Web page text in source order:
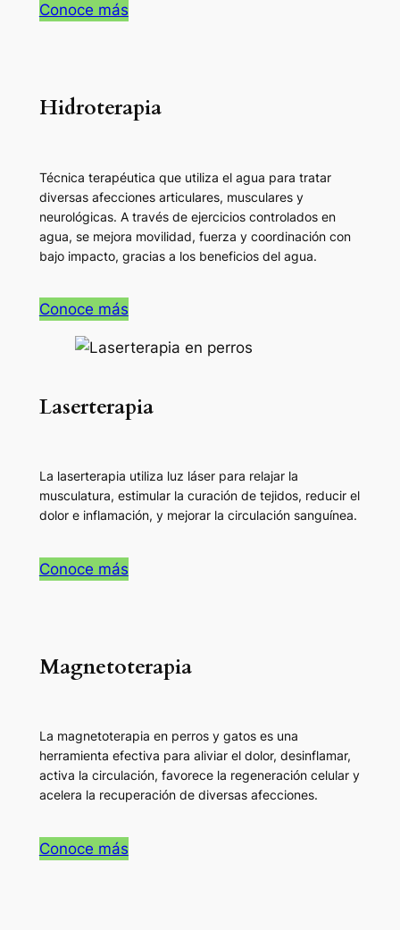
Conoce más
Hidroterapia
Técnica terapéutica que utiliza el agua para tratar
diversas afecciones articulares, musculares y
neurológicas. A través de ejercicios controlados en
agua, se mejora movilidad, fuerza y coordinación con
bajo impacto, gracias a los beneficios del agua.
Conoce más
Laserterapia
La laserterapia utiliza luz láser para relajar la
musculatura, estimular la curación de tejidos, reducir el
dolor e inflamación, y mejorar la circulación sanguínea.
Conoce más
Magnetoterapia
La magnetoterapia en perros y gatos es una
herramienta efectiva para aliviar el dolor, desinflamar,
activa la circulación, favorece la regeneración celular y
acelera la recuperación de diversas afecciones.
Conoce más